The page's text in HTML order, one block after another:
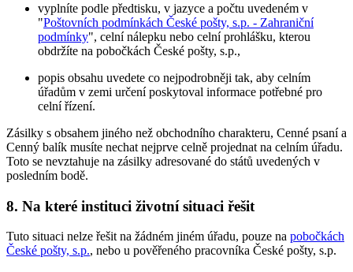
vyplníte podle předtisku, v jazyce a počtu uvedeném v
"Poštovních podmínkách České pošty, s.p. - Zahraniční
podmínky", celní nálepku nebo celní prohlášku, kterou
obdržíte na pobočkách České pošty, s.p.,
popis obsahu uvedete co nejpodrobněji tak, aby celním
úřadům v zemi určení poskytoval informace potřebné pro
celní řízení.
Zásilky s obsahem jiného než obchodního charakteru, Cenné psaní a
Cenný balík musíte nechat nejprve celně projednat na celním úřadu.
Toto se nevztahuje na zásilky adresované do států uvedených v
posledním bodě.
8. Na které instituci životní situaci řešit
Tuto situaci nelze řešit na žádném jiném úřadu, pouze na pobočkách
České pošty, s.p., nebo u pověřeného pracovníka České pošty, s.p.